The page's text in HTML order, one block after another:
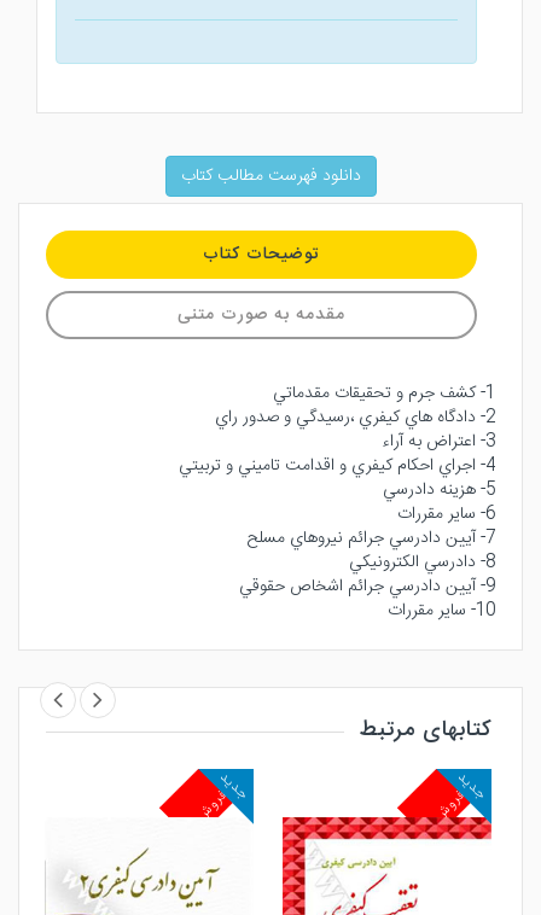
دانلود فهرست مطالب کتاب
توضیحات کتاب
مقدمه به صورت متنی
1- كشف جرم و تحقيقات مقدماتي
2- دادگاه هاي كيفري ،رسيدگي و صدور راي
3- اعتراض به آراء
4- اجراي احكام كيفري و اقدامت تاميني و تربيتي
5- هزينه دادرسي
6- ساير مقررات
7- آيين دادرسي جرائم نيروهاي مسلح
8- دادرسي الكترونيكي
9- آيين دادرسي جرائم اشخاص حقوقي
10- ساير مقررات
کتابهای مرتبط